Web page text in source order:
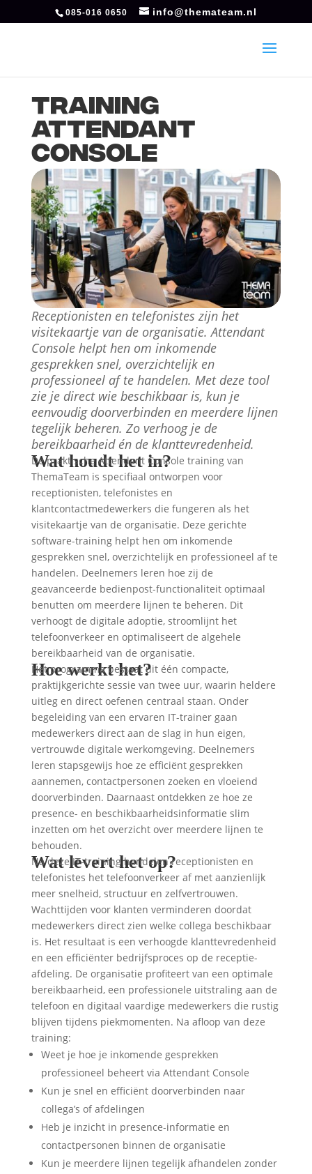
085-016 0650 info@themateam.nl
Training
Attendant
Console
Receptionisten en telefonistes zijn het
visitekaartje van de organisatie. Attendant
Console helpt hen om inkomende
gesprekken snel, overzichtelijk en
professioneel af te handelen. Met deze tool
zie je direct wie beschikbaar is, kun je
eenvoudig doorverbinden en meerdere lijnen
tegelijk beheren. Zo verhoog je de
bereikbaarheid én de klanttevredenheid.
Wat houdt het in?
De praktische Attendant Console training van
ThemaTeam is specifiaal ontworpen voor
receptionisten, telefonistes en
klantcontactmedewerkers die fungeren als het
visitekaartje van de organisatie. Deze gerichte
software-training helpt hen om inkomende
gesprekken snel, overzichtelijk en professioneel af te
handelen. Deelnemers leren hoe zij de
geavanceerde bedienpost-functionaliteit optimaal
benutten om meerdere lijnen te beheren. Dit
verhoogt de digitale adoptie, stroomlijnt het
telefoonverkeer en optimaliseert de algehele
bereikbaarheid van de organisatie.
Hoe werkt het?
Het programma bestaat uit één compacte,
praktijkgerichte sessie van twee uur, waarin heldere
uitleg en direct oefenen centraal staan. Onder
begeleiding van een ervaren IT-trainer gaan
medewerkers direct aan de slag in hun eigen,
vertrouwde digitale werkomgeving. Deelnemers
leren stapsgewijs hoe ze efficiënt gesprekken
aannemen, contactpersonen zoeken en vloeiend
doorverbinden. Daarnaast ontdekken ze hoe ze
presence- en beschikbaarheidsinformatie slim
inzetten om het overzicht over meerdere lijnen te
behouden.
Wat levert het op?
Na deze IT-training handelen receptionisten en
telefonistes het telefoonverkeer af met aanzienlijk
meer snelheid, structuur en zelfvertrouwen.
Wachttijden voor klanten verminderen doordat
medewerkers direct zien welke collega beschikbaar
is. Het resultaat is een verhoogde klanttevredenheid
en een efficiënter bedrijfsproces op de receptie-
afdeling. De organisatie profiteert van een optimale
bereikbaarheid, een professionele uitstraling aan de
telefoon en digitaal vaardige medewerkers die rustig
blijven tijdens piekmomenten. Na afloop van deze
training:
Weet je hoe je inkomende gesprekken
professioneel beheert via Attendant Console
Kun je snel en efficiënt doorverbinden naar
collega’s of afdelingen
Heb je inzicht in presence-informatie en
contactpersonen binnen de organisatie
Kun je meerdere lijnen tegelijk afhandelen zonder